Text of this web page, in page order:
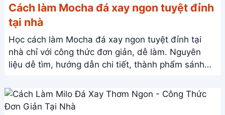
Cách làm Mocha đá xay ngon tuyệt đỉnh
tại nhà
Học cách làm Mocha đá xay ngon tuyệt đỉnh tại
nhà chỉ với công thức đơn giản, dễ làm. Nguyên
liệu dễ tìm, hướng dẫn chi tiết, thành phẩm sánh